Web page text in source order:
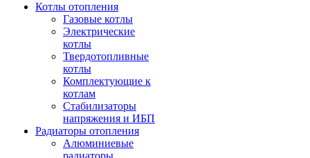
Котлы отопления
Газовые котлы
Электрические
котлы
Твердотопливные
котлы
Комплектующие к
котлам
Стабилизаторы
напряжения и ИБП
Радиаторы отопления
Алюминиевые
радиаторы